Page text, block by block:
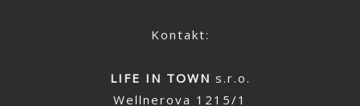
Kontakt:
LIFE IN TOWN s.r.o.
Wellnerova 1215/1